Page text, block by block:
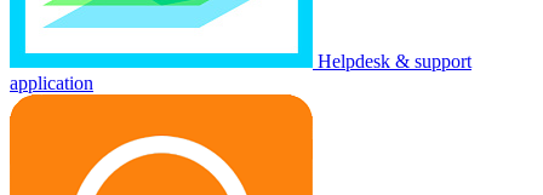
Helpdesk & support
application